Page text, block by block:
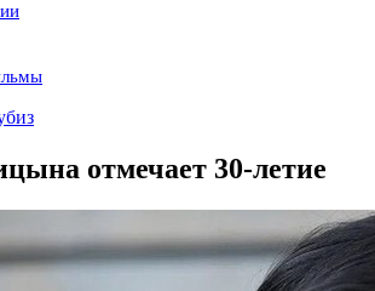
отмечает 30-летие